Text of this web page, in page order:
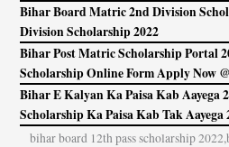
Bihar Board Matric 2nd Division
Division Scholarship 2022
Bihar Post Matric Scholarship Portal
Scholarship Online Form Apply Now
Bihar E Kalyan Ka Paisa Kab Aayega
Scholarship Ka Paisa Kab Tak Aayega
bihar board 12th pass scholarship